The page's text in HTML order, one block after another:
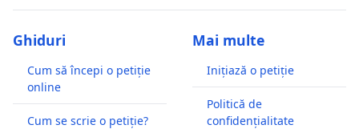
Ghiduri
Cum să începi o petiție
online
Cum se scrie o petiție?
Mai multe
Inițiază o petiție
Politică de
confidențialitate